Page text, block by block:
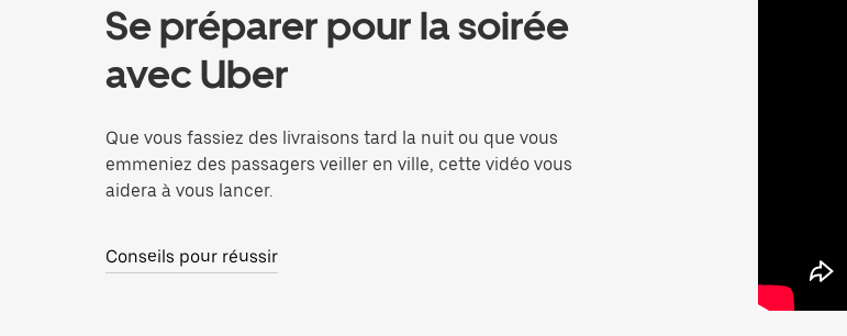
Se préparer pour la soirée
avec Uber
Que vous fassiez des livraisons tard la nuit ou que vous
emmeniez des passagers veiller en ville, cette vidéo vous
aidera à vous lancer.
Conseils pour réussir